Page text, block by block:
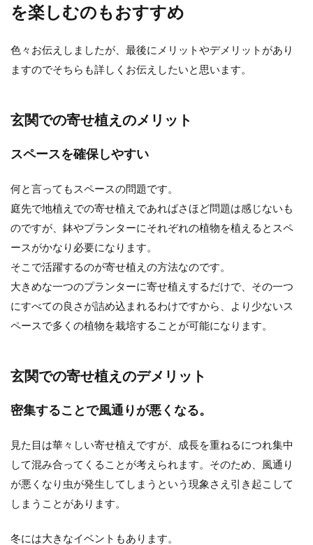
を楽しむのもおすすめ
色々お伝えしましたが、最後にメリットやデメリットがあり
ますのでそちらも詳しくお伝えしたいと思います。
玄関での寄せ植えのメリット
スペースを確保しやすい
何と言ってもスペースの問題です。
庭先で地植えでの寄せ植えであればさほど問題は感じないも
のですが、鉢やプランターにそれぞれの植物を植えるとスペ
ースがかなり必要になります。
そこで活躍するのが寄せ植えの方法なのです。
大きめな一つのプランターに寄せ植えするだけで、その一つ
にすべての良さが詰め込まれるわけですから、より少ないス
ペースで多くの植物を栽培することが可能になります。
玄関での寄せ植えのデメリット
密集することで風通りが悪くなる。
見た目は華々しい寄せ植えですが、成長を重ねるにつれ集中
して混み合ってくることが考えられます。そのため、風通り
が悪くなり虫が発生してしまうという現象さえ引き起こして
しまうことがあります。
冬には大きなイベントもあります。